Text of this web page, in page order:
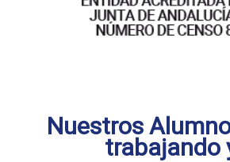
Nuestros
trabajando